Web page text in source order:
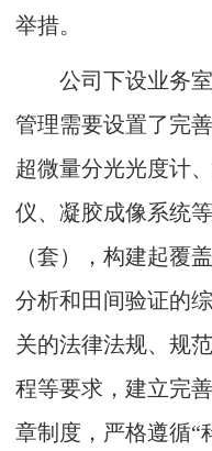
举措。
公司下设业务室
管理需要设置了完
超微量分光光度计
仪、凝胶成像系统
（套），构建起覆
分析和田间验证的
关的法律法规、规
程等要求，建立完
章制度，严格遵循“